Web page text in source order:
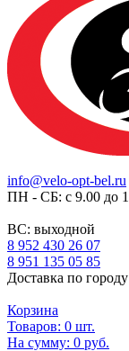
info@velo-opt-bel.ru
ПН - СБ: с 9.00 до
ВС: выходной
8 952 430 26 07
8 951 135 05 85
Доставка по
Корзина
Товаров: 0 шт.
На сумму: 0 руб.